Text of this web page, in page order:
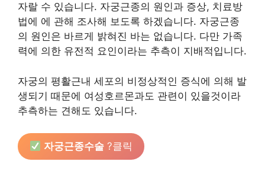
자랄 수 있습니다. 자궁근종의 원인과 증상, 치료방
법에 에 관해 조사해 보도록 하겠습니다. 자궁근종
의 원인은 바르게 밝혀진 바는 없습니다. 다만 가족
력에 의한 유전적 요인이라는 추측이 지배적입니다.
자궁의 평활근내 세포의 비정상적인 증식에 의해 발
생되기 때문에 여성호르몬과도 관련이 있을것이라
추측하는 견해도 있습니다.
자궁근종수술 ?클릭